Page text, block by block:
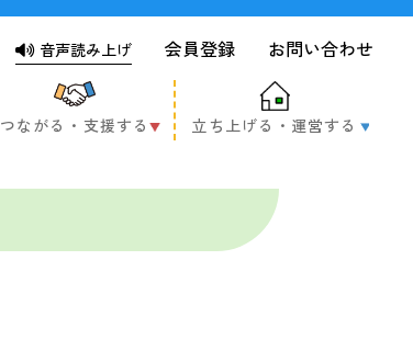
音声読み上げ 会員登録 お問い合わせ
つながる・支援する 立ち上げる・運営する